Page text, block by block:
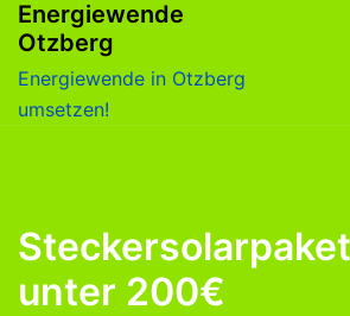
Zum
Inhalt
springen
Energiewende
Otzberg
Energiewende in Otzberg
umsetzen!
unter 200€